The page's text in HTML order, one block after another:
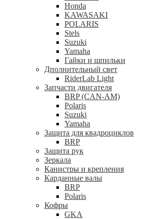
Honda
KAWASAKI
POLARIS
Stels
Suzuki
Yamaha
Гайки и шпильки
Дполнительный свет
RiderLab Light
Запчасти двигателя
BRP (CAN-AM)
Polaris
Suzuki
Yamaha
Защита для квадроциклов
BRP
Защита рук
Зеркала
Канистры и крепления
Карданные валы
BRP
Polaris
Кофры
GKA